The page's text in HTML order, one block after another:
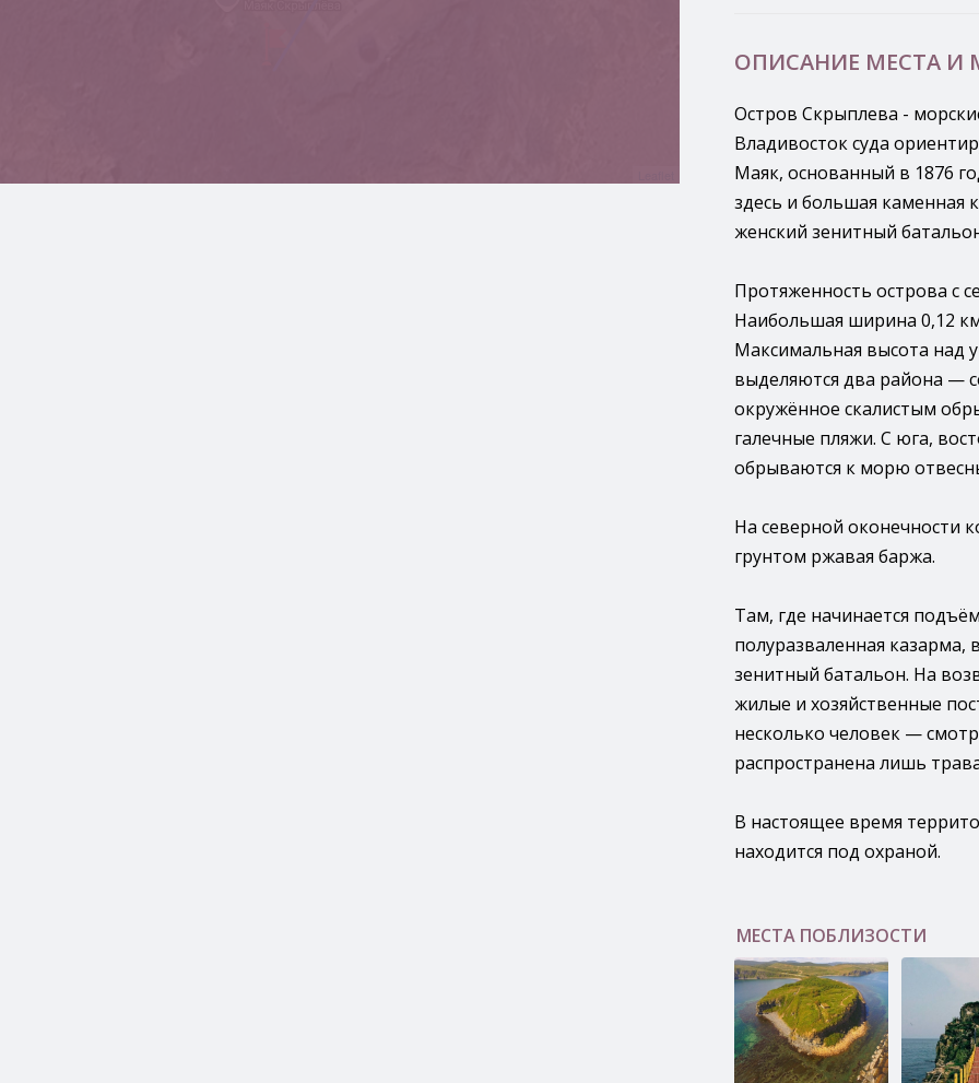
ОПИСАНИЕ МЕСТА И
Остров Скрыплева -
Владивосток суда
Маяк, основанный в 1876
здесь и большая каменная
женский зенитный
Протяженность острова с
Наибольшая ширина 0,12
Максимальная высота над
выделяются два района —
окружённое скалистым
галечные пляжи. С юга,
обрываются к морю
На северной оконечности
грунтом ржавая баржа.
Там, где начинается
полуразваленная казарма,
зенитный батальон. На
жилые и хозяйственные
несколько человек —
распространена лишь
В настоящее время
находится под охраной.
МЕСТА ПОБЛИЗОСТИ